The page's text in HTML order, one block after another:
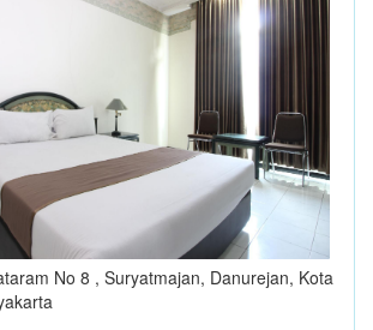
No 8 , Suryatmajan, Danurejan, Kota